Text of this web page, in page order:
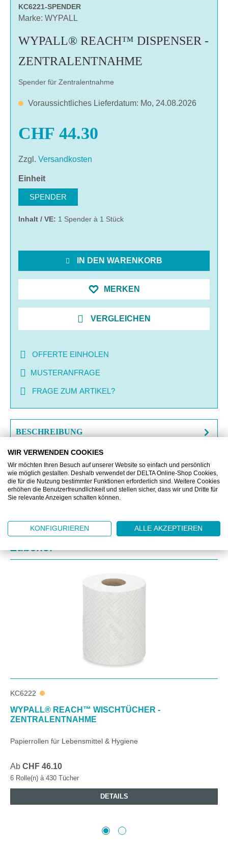
KC6221-SPENDER
Marke: WYPALL
WYPALL® REACH™ DISPENSER -
ZENTRALENTNAHME
Spender für Zentralentnahme
Voraussichtliches Lieferdatum: Mo, 24.08.2026
CHF 44.30
Zzgl. Versandkosten
Einheitauswählen
SPENDER
Inhalt / VE: 1 Spender à 1 Stück
IN DEN WARENKORB
MERKEN
VERGLEICHEN
OFFERTE EINHOLEN
MUSTERANFRAGE
FRAGE ZUM ARTIKEL?
BESCHREIBUNG
ZUSATZINFORMATIONEN
DOWNLOAD
Zubehör
KC6222
WYPALL® REACH™ WISCHTÜCHER -
ZENTRALENTNAHME
Papierrollen für Lebensmittel & Hygiene
Ab CHF 46.10
6 Rolle(n) à 430 Tücher
DETAILS
WIR VERWENDEN COOKIES
Wir möchten Ihren Besuch auf unserer Website so einfach und persönlich
wie möglich gestalten. Deshalb verwendet der DELTA Online-Shop Cookies,
die für die Nutzung bestimmter Funktionen erforderlich sind. Weitere Cookies
erhöhen die Benutzerfreundlichkeit und stellen sicher, dass wir und Dritte für
Sie relevante Anzeigen schalten können.
KONFIGURIEREN ALLE AKZEPTIEREN